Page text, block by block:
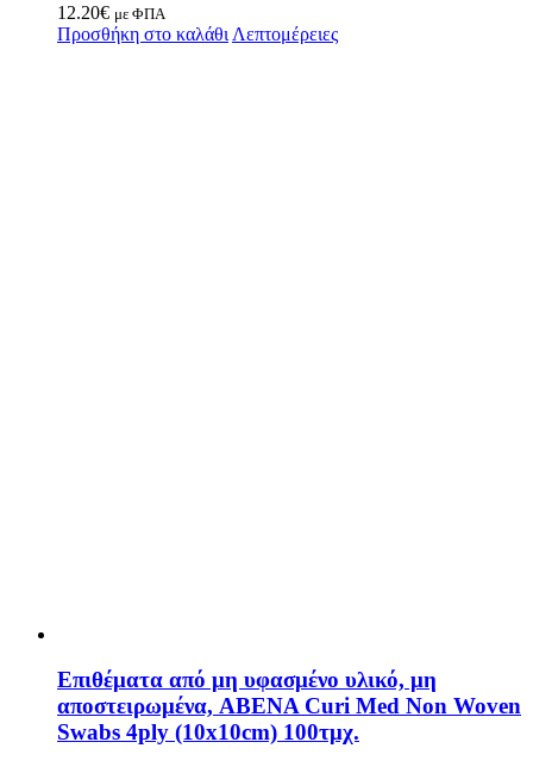
12.20€ με ΦΠΑ
Προσθήκη στο καλάθι Λεπτομέρειες
Επιθέματα από μη υφασμένο υλικό, μη
αποστειρωμένα, ABENA Curi Med Non Woven
Swabs 4ply (10x10cm) 100τμχ.